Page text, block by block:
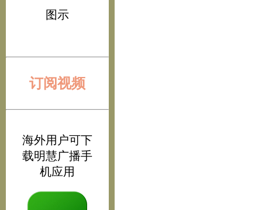
图示
订阅视频
海外用户可下
载明慧广播手
机应用